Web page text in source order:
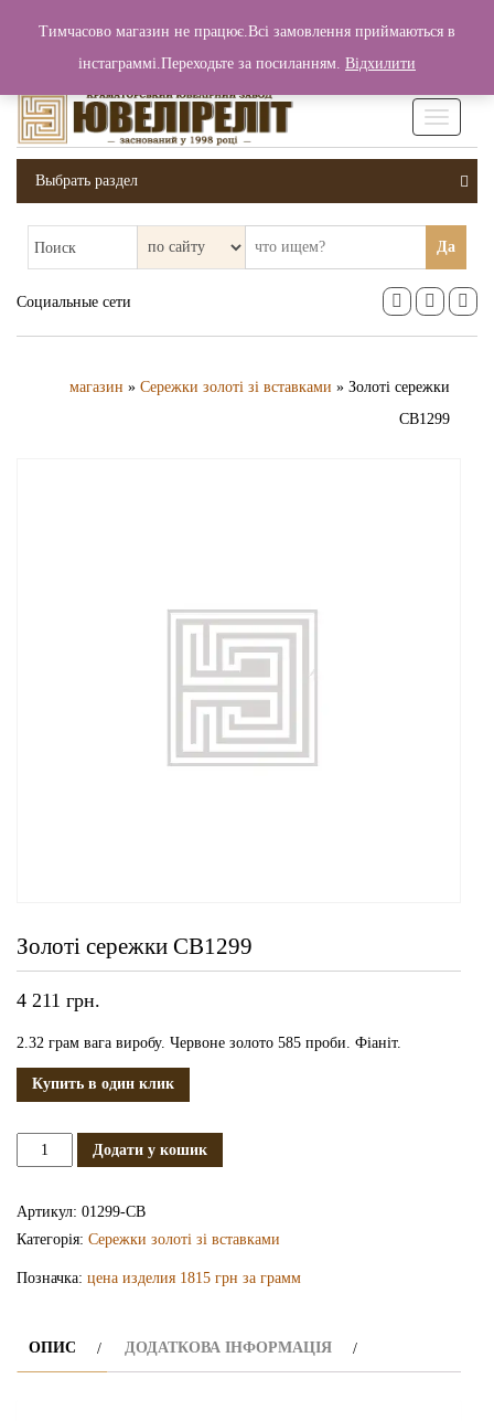
Вход / Регистрация 0 грн.
Выбрать раздел
Поиск Да
Социальные сети
магазин » Сережки золоті зі вставками » Золоті сережки
СВ1299
Золоті сережки СВ1299
4 211 грн.
2.32 грам вага виробу. Червоне золото 585 проби. Фіаніт.
Купить в один клик
Золоті
Додати у кошик
Артикул: 01299-СВ
Категорія: Сережки золоті зі вставками
Позначка: цена изделия 1815 грн за грамм
ОПИС ДОДАТКОВА ІНФОРМАЦІЯ
Тимчасово магазин не працює.Всі замовлення приймаються в
інстаграммі.Переходьте за посиланням. Відхилити